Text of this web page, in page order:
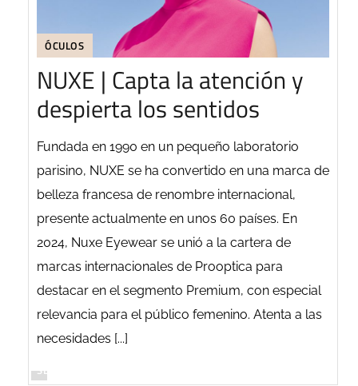
ÓCULOS
NUXE | Capta la atención y
despierta los sentidos
Fundada en 1990 en un pequeño laboratorio
parisino, NUXE se ha convertido en una marca de
belleza francesa de renombre internacional,
presente actualmente en unos 60 países. En
2024, Nuxe Eyewear se unió a la cartera de
marcas internacionales de Prooptica para
destacar en el segmento Premium, con especial
relevancia para el público femenino. Atenta a las
necesidades [...]
SEGUIR LEYENDO